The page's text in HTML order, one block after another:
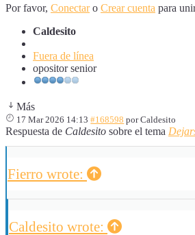
Por favor, Conectaro Crear cuenta para
Caldesito
Fuera de línea
opositor senior
Más
17 Mar 2026 14:13 #168598 porCaldesito
Respuesta de Caldesito sobre el tema
Fierro wrote:
Caldesito wrote: